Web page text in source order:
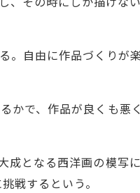
。自由に作品づくりが
かで、作品が良くも悪
となる西洋画の模写
戦するという。